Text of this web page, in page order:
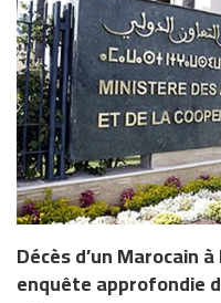
Décès d’un Marocain
enquête approfondie